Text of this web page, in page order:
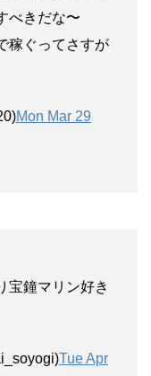
べきだな〜
稼ぐってさすが
Mon Mar 29
宝鐘マリン好き
Tue Apr